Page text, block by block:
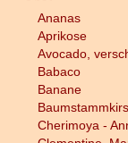
Ananas
Aprikose
Avocado,
Babaco
Banane
Cherimoya -